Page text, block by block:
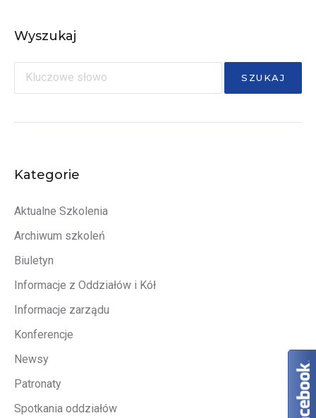
Wyszukaj
SZUKAJ
Kategorie
Aktualne Szkolenia
Archiwum szkoleń
Biuletyn
Informacje z Oddziałów i Kół
Informacje zarządu
Konferencje
Newsy
Patronaty
Spotkania oddziałów